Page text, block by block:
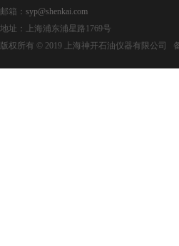
邮箱： syp@shenkai.com
地址：上海浦东浦星路1769号
版权所有 © 2019 上海神开石油仪器有限公司